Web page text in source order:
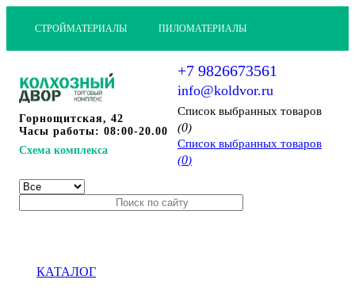
СТРОЙМАТЕРИАЛЫ ПИЛОМАТЕРИАЛЫ
Горнощитская, 42
Часы работы: 08:00-20.00
Схема комплекса
+7 9826673561
info@koldvor.ru
Cписок выбранных товаров
(0)
Cписок выбранных товаров
(0)
КАТАЛОГ